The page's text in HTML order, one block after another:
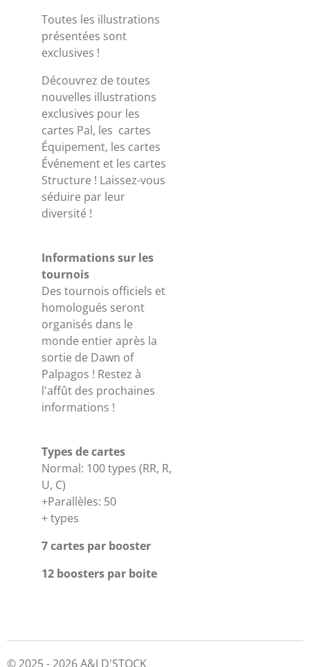
Toutes les illustrations
présentées sont
exclusives !
Découvrez de toutes
nouvelles illustrations
exclusives pour les
cartes Pal, les cartes
Équipement, les cartes
Événement et les cartes
Structure ! Laissez-vous
séduire par leur
diversité !
Informations sur les
tournois
Des tournois officiels et
homologués seront
organisés dans le
monde entier après la
sortie de Dawn of
Palpagos ! Restez à
l'affût des prochaines
informations !
Types de cartes
Normal: 100 types (RR, R,
U, C)
+Parallèles: 50
+ types
7 cartes par booster
12 boosters par boite
© 2025 - 2026 A&J D'STOCK